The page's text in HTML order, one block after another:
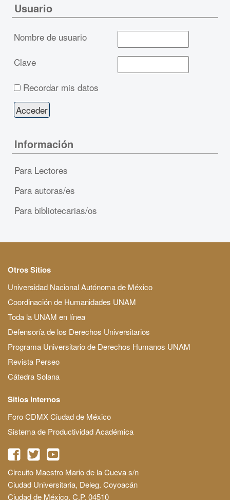
Usuario
Nombre de usuario
Clave
Recordar mis datos
Información
Para Lectores
Para autoras/es
Para bibliotecarias/os
Otros Sitios
Universidad Nacional Autónoma de México
Coordinación de Humanidades UNAM
Toda la UNAM en línea
Defensoría de los Derechos Universitarios
Programa Universitario de Derechos Humanos UNAM
Revista Perseo
Cátedra Solana
Sitios Internos
Foro CDMX Ciudad de México
Sistema de Productividad Académica
Circuito Maestro Mario de la Cueva s/n
Ciudad Universitaria, Deleg. Coyoacán
Ciudad de México, C.P. 04510